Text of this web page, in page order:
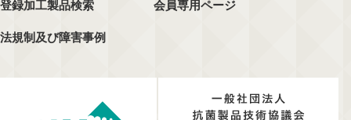
登録加工製品検索
法規制及び障害事例
会員専用ページ